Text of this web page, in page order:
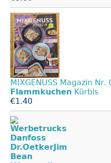
MIXGENUSS Magazin
Flammkuchen Kürbis
€1.40